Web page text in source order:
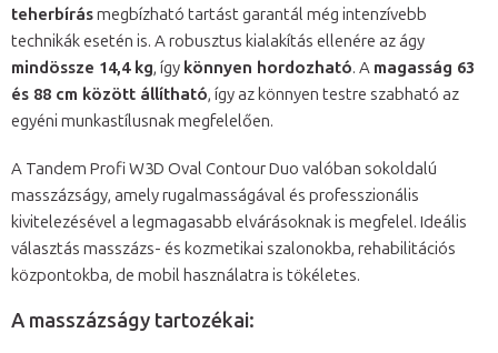
teherbírásmegbízható tartást garantál még intenzívebb
technikák esetén is. A robusztus kialakítás ellenére az ágy
mindössze 14,4 kg, így könnyen hordozható. A magasság 63
és 88 cm között állítható, így az könnyen testre szabható az
egyéni munkastílusnak megfelelően.
A Tandem Profi W3D Oval Contour Duo valóban sokoldalú
masszázságy, amely rugalmasságával és professzionális
kivitelezésével a legmagasabb elvárásoknak is megfelel. Ideális
választás masszázs- és kozmetikai szalonokba, rehabilitációs
központokba, de mobil használatra is tökéletes.
A masszázságy tartozékai: